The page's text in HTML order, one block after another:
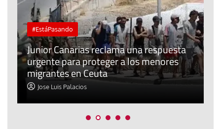
#EstáPasando
Junior Canarias reclama una respuesta
urgente para proteger a los menores
migrantes en Ceuta
Jose Luis Palacios